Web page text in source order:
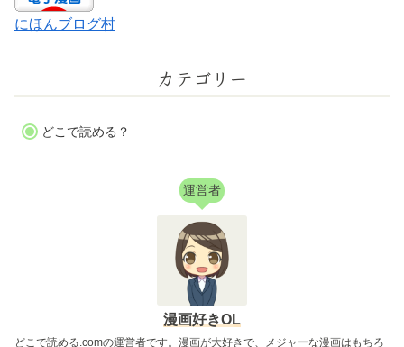
にほんブログ村
カテゴリー
どこで読める？
運営者
漫画好きOL
どこで読める.comの運営者です。漫画が大好きで、メジャーな漫画はもちろ